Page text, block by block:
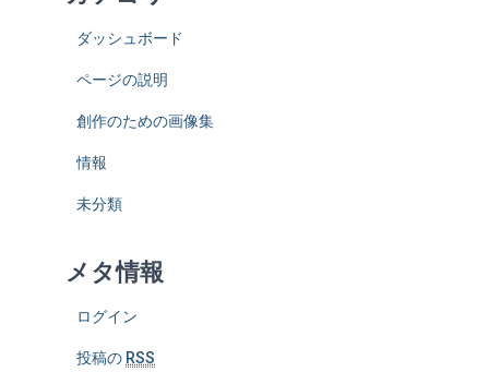
ダッシュボード
ページの説明
創作のための画像集
情報
未分類
メタ情報
ログイン
投稿の RSS